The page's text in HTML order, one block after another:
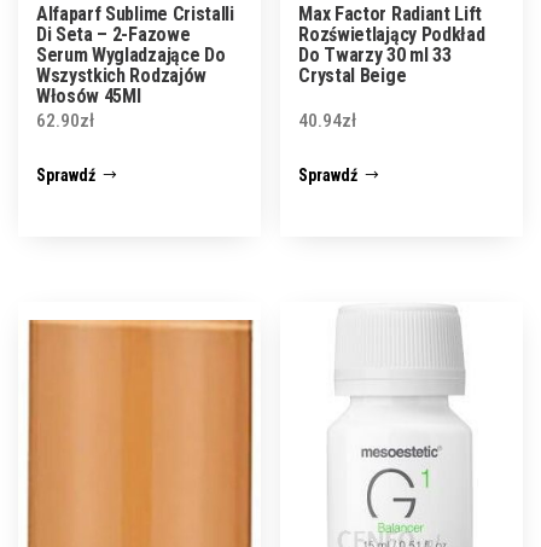
Alfaparf Sublime Cristalli
Di Seta – 2-Fazowe
Serum Wygladzające Do
Wszystkich Rodzajów
Włosów 45Ml
62.90zł
Sprawdź
Max Factor Radiant Lift
Rozświetlający Podkład
Do Twarzy 30 ml 33
Crystal Beige
40.94zł
Sprawdź